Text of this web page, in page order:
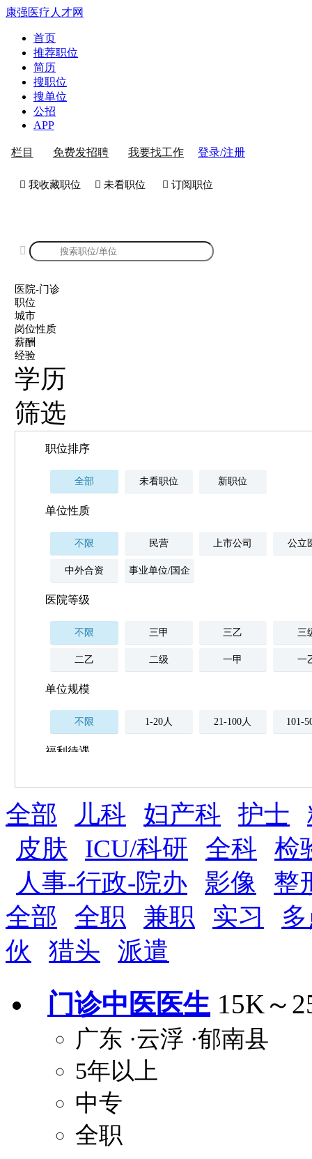
康强医疗人才网
首页
推荐职位
简历
搜职位
搜单位
公招
APP
栏目 免费发招聘 我要找工作 登录/注册
 我收藏职位  未看职位  订阅职位

医院-门诊
职位
城市
岗位性质
薪酬
经验
学历
筛选
职位排序
全部 未看职位 新职位
单位性质
不限 民营 上市公司 公立
中外合资 事业单位/国企
医院等级
不限 三甲 三乙 三
二乙 二级 一甲 一
单位规模
不限 1-20人 21-100人 101-
福利待遇
薪资与社保
五险 住房公积金 企业
全勤奖 加班补助 全薪病假 股票
法定节假日三薪 工龄奖 带薪年假 年终
晋升与政策
8小时工作制 周末双休
关怀与福利
包吃 住房补贴
定期团建 节日福利
解决户口
员工旅游
全部 儿科 妇产科 护士
皮肤
ICU/科研 全科
检
人事-行政-院办
影像
整
全部
全职 兼职 实习
伙
猎头 派遣
门诊中医医生 15K～
广东 ·云浮 ·郁南县
5年以上
中专
全职